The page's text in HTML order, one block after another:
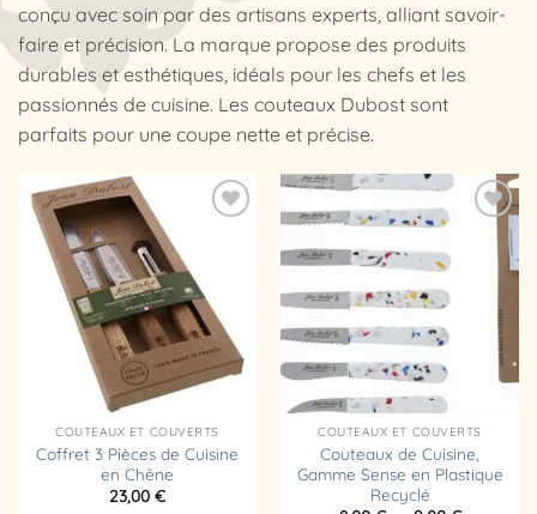
conçu avec soin par des artisans experts, alliant savoir-
faire et précision. La marque propose des produits
durables et esthétiques, idéals pour les chefs et les
passionnés de cuisine. Les couteaux Dubost sont
parfaits pour une coupe nette et précise.
d’envies
COUTEAUX ET COUVERTS
Coffret 3 Pièces de Cuisine
en Chêne
23,00 €
Ajouter
COUTEAUX ET COUVERTS
Couteaux de Cuisine,
Gamme Sense en Plastique
Recyclé